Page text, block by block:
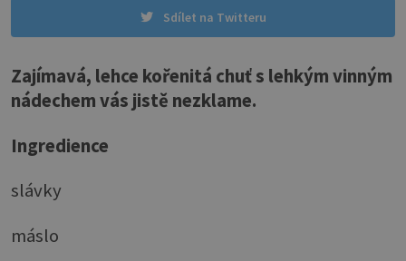
Sdílet na Twitteru
Zajímavá, lehce kořenitá chuť s lehkým vinným
nádechem vás jistě nezklame.
Ingredience
slávky
máslo